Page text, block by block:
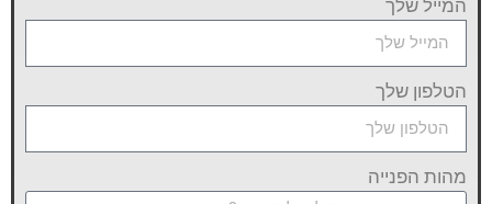
המייל שלך
הטלפון שלך
מהות הפנייה